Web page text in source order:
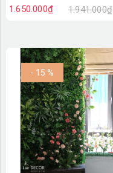
1.650.000₫ 1.941.000₫
- 15 %